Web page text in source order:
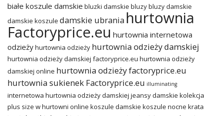
białe koszule damskie bluzki damskie bluzybluzy damskie
damskie koszule damskie ubrania hurtownia
Factoryprice.eu hurtownia internetowa
odzieżyhurtownia odzieży hurtownia odzieży damskiej
hurtownia odzieży damskiej factoryprice.eu hurtownia odzieży
damskiej online hurtownia odzieży factoryprice.eu
hurtownia sukienek Factoryprice.eu illuminating
internetowa hurtownia odzieży damskiej jeansy damskie kolekcja
plus size w hurtowni online koszule damskie koszule nocne krata